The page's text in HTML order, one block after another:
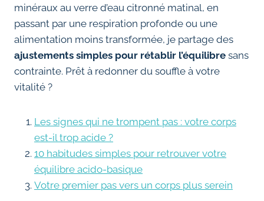
minéraux au verre d’eau citronné matinal, en
passant par une respiration profonde ou une
alimentation moins transformée, je partage des
ajustements simples pour rétablir l’équilibre sans
contrainte. Prêt à redonner du souffle à votre
vitalité ?
Les signes qui ne trompent pas : votre corps
est-il trop acide ?
10 habitudes simples pour retrouver votre
équilibre acido-basique
Votre premier pas vers un corps plus serein